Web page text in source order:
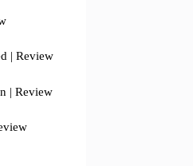
| Review
| Review